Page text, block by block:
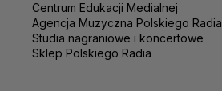
Centrum Edukacji Medialnej
Agencja Muzyczna Polskiego Radia
Studia nagraniowe i koncertowe
Sklep Polskiego Radia